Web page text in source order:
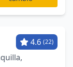
4.6 (22)